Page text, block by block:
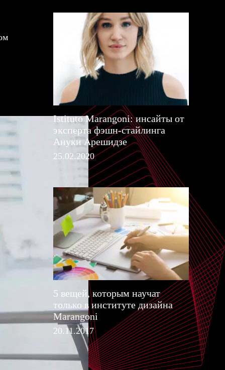
Istituto Marangoni: инсайты от
эксперта фэшн-стайлинга
Ануки Арешидзе
25.02.2020
5 вещей, которым научат
только в институте дизайна
Marangoni
20.11.2017